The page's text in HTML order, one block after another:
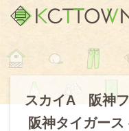
スカイA 阪神
阪神タイガー